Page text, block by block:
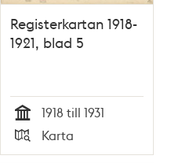
Registerkartan 1918-
1921, blad 5
Tid
1918 till 1931
Typ
Karta